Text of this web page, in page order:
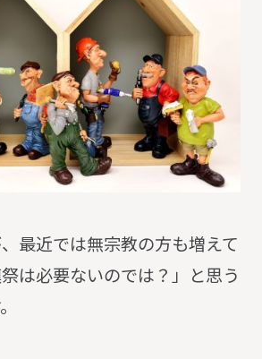
最近では無宗教の方も増えて
は必要ないのでは？」と思う